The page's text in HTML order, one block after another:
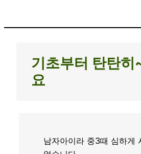
기초부터 탄탄히
요
남자아이라 중3때 심하게